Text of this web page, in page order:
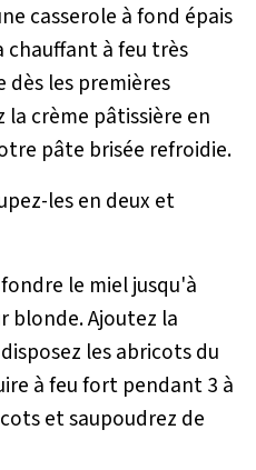
casserole à fond épais
chauffant à feu très
dès les premières
la crème pâtissière en
pâte brisée refroidie.
les en deux et
le miel jusqu'à
blonde. Ajoutez la
les abricots du
à feu fort pendant 3 à
et saupoudrez de